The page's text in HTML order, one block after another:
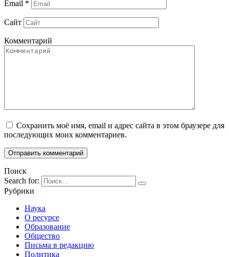
Email *
Сайт
Комментарий
Сохранить моё имя, email и адрес сайта в этом браузере для
последующих моих комментариев.
Поиск
Search for:
Рубрики
Наука
О ресурсе
Образование
Общество
Письма в редакцию
Политика